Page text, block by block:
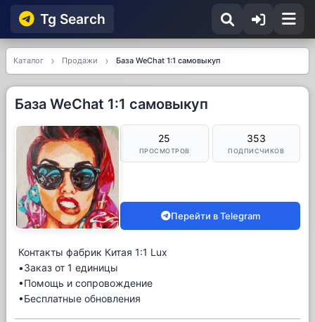
Tg Searсh
Каталог Продажи База WeChat 1:1 самовыкуп
База WeChat 1:1 самовыкуп
25
ПРОСМОТРОВ
353
ПОДПИСЧИКОВ
Перейти в Telegram
Контакты фабрик Китая 1:1 Lux
•Заказ от 1 единицы
•Помощь и сопровождение
•Бесплатные обновления